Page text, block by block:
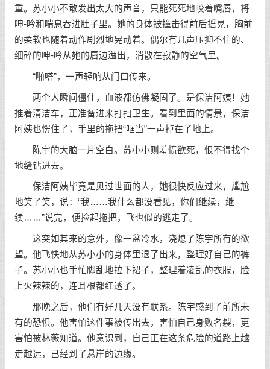
重。苏小小不敢发出太大的声音，只能死死地咬着嘴唇，将
呻-吟和喘息吞进肚子里。她的身体被撞击得前后摇晃，胸前
的柔软也随着动作剧烈地晃动着。偶尔有几声压抑不住的、
细碎的呻-吟从她的唇边溢出，消散在寂静的空气里。
“啪嗒”，一声轻响从门口传来。
两个人瞬间僵住，血液都仿佛凝固了。是保洁阿姨！她
推着清洁车，正准备进来打扫卫生。看到里面的情景，保洁
阿姨也愣住了，手里的拖把“哐当”一声掉在了地上。
陈宇的大脑一片空白。苏小小则羞愤欲死，恨不得找个
地缝钻进去。
保洁阿姨毕竟是见过世面的人，她很快反应过来，尴尬
地笑了笑，说：“我……我什么都没看见，你们继续，继
续……”说完，便捡起拖把，飞也似的逃走了。
这突如其来的意外，像一盆冷水，浇熄了陈宇所有的欲
望。他飞快地从苏小小的身体里退了出来，整理好自己的裤
子。苏小小也手忙脚乱地拉下裙子，整理着凌乱的衣服，脸
上火辣辣的，连耳根都红透了。
那晚之后，他们有好几天没有联系。陈宇感到了前所未
有的恐惧。他害怕这件事被传出去，害怕自己身败名裂，更
害怕被林薇知道。他意识到，自己正在这条危险的道路上越
走越远，已经到了悬崖的边缘。